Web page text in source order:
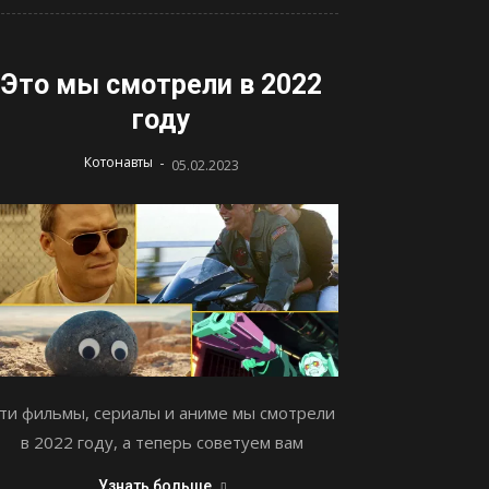
Это мы смотрели в 2022
году
Котонавты - 05.02.2023
фильмы, сериалы и аниме мы смотрели
в 2022 году, а теперь советуем вам